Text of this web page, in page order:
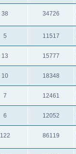
38 34726
5 11517
13 15777
10 18348
7 12461
6 12052
122 86119